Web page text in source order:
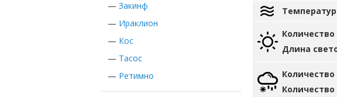
— Закинф
— Ираклион
— Кос
— Тасос
— Ретимно
Длина